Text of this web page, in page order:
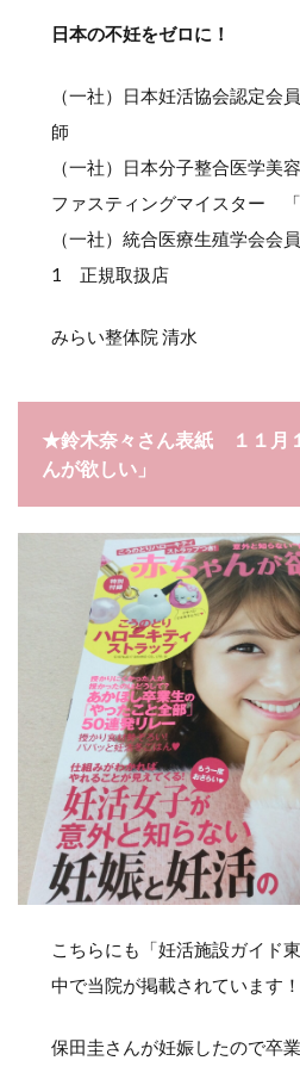
日本の不妊をゼロに！
（一社）日本妊活協会認定会
師
（一社）日本分子整合医学美
ファスティングマイスター 「
（一社）統合医療生殖学会会
1 正規取扱店
みらい整体院 清水
★鈴木奈々さん表紙 １１月
んが欲しい」
こちらにも「妊活施設ガイド
中で当院が掲載されています！
保田圭さんが妊娠したので卒